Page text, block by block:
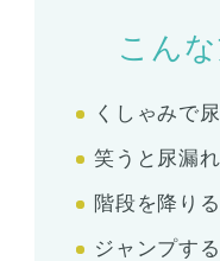
こん
くしゃみで
笑うと尿漏れ
階段を降り
ジャンプす